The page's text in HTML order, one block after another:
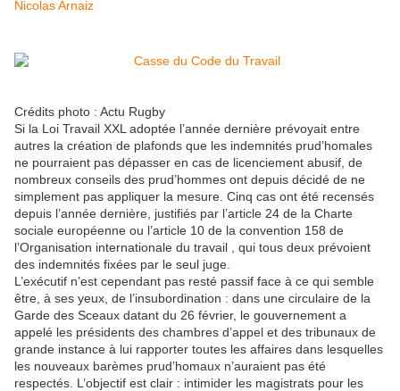
Nicolas Arnaiz
Crédits photo : Actu Rugby
Si la Loi Travail XXL adoptée l’année dernière prévoyait entre
autres la création de plafonds que les indemnités prud’homales
ne pourraient pas dépasser en cas de licenciement abusif, de
nombreux conseils des prud’hommes ont depuis décidé de ne
simplement pas appliquer la mesure. Cinq cas ont été recensés
depuis l’année dernière, justifiés par l’article 24 de la Charte
sociale européenne ou l’article 10 de la convention 158 de
l’Organisation internationale du travail , qui tous deux prévoient
des indemnités fixées par le seul juge.
L’exécutif n’est cependant pas resté passif face à ce qui semble
être, à ses yeux, de l’insubordination : dans une circulaire de la
Garde des Sceaux datant du 26 février, le gouvernement a
appelé les présidents des chambres d’appel et des tribunaux de
grande instance à lui rapporter toutes les affaires dans lesquelles
les nouveaux barèmes prud’homaux n’auraient pas été
respectés. L’objectif est clair : intimider les magistrats pour les